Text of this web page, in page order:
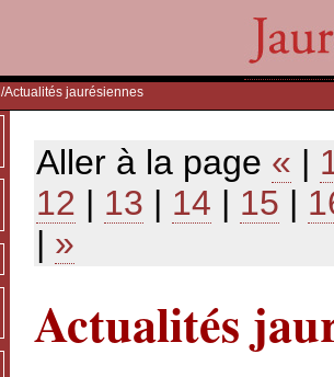
/Actualités jaurésiennes
Aller à la page « |
12 | 13 | 14 | 15 |
| »
Actualités